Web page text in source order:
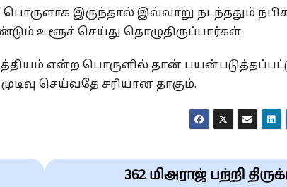
இருந்தால் இவ்வாறு நடந்ததும்
உளூச் செய்து தொழுதிருப்பார்கள்.
என்ற பொருளில் தான்
செய்வதே சரியான தாகும்.
362. மிஅராஜ் பற்றி